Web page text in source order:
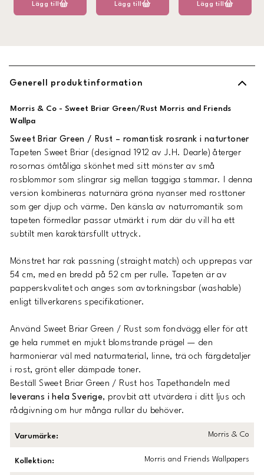
Lägg till Lägg till Lägg till
Generell produktinformation
Morris & Co - Sweet Briar Green/Rust Morris and Friends
Wallpa
Sweet Briar Green / Rust – romantisk rosrank i naturtoner
TapetenSweet Briar (designad 1912 av J.H. Dearle) återger
rosornas ömtåliga skönhet med sitt mönster av små
rosblommor som slingrar sig mellan taggiga stammar. I denna
version kombineras naturnära gröna nyanser med rosttoner
som ger djup och värme. Den känsla av naturromantik som
tapeten förmedlar passar utmärkt i rum där du vill ha ett
subtilt men karaktärsfullt uttryck.
Mönstret har rak passning ( straight match) och upprepas var
54 cm, med en bredd på 52 cm per rulle. Tapeten är av
papperskvalitet och anges som avtorkningsbar (washable)
enligt tillverkarens specifikationer.
Använd Sweet Briar Green / Rust som fondvägg eller för att
ge hela rummet en mjukt blomstrande prägel — den
harmonierar väl med naturmaterial, linne, trä och färgdetaljer
i rost, grönt eller dämpade toner.
BeställSweet Briar Green / Rust hos Tapethandeln med
leverans i hela Sverige, provbit att utvärdera i ditt ljus och
rådgivning om hur många rullar du behöver.
Varumärke: Morris & Co
Kollektion: Morris and Friends Wallpapers